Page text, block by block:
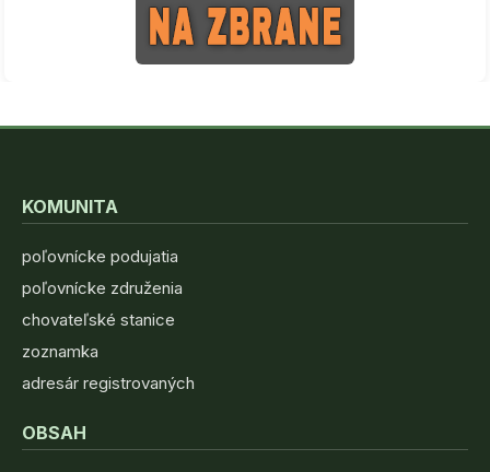
KOMUNITA
poľovnícke podujatia
poľovnícke združenia
chovateľské stanice
zoznamka
adresár registrovaných
OBSAH